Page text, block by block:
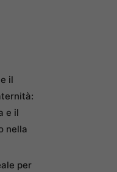
il
e il
nella
per